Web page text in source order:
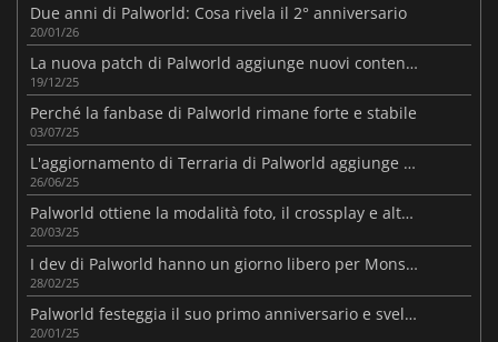
Due anni di Palworld: Cosa rivela il 2° anniversario
20/01/26
La nuova patch di Palworld aggiunge nuovi contenuti e migliora i sistemi chiave
19/12/25
Perché la fanbase di Palworld rimane forte e stabile
03/07/25
L'aggiornamento di Terraria di Palworld aggiunge funzioni
26/06/25
Palworld ottiene la modalità foto, il crossplay e altro ancora
20/03/25
I dev di Palworld hanno un giorno libero per Monster Hunter Wilds
28/02/25
Palworld festeggia il suo primo anniversario e svela i contenuti in arrivo
20/01/25